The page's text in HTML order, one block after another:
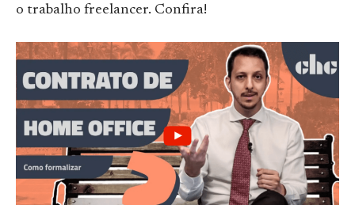
o trabalho freelancer. Confira!